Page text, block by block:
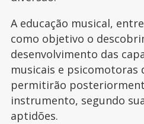
A educação musical,
como objetivo o
desenvolvimento das
musicais e psicomotoras
permitirão
instrumento, segundo
aptidões.